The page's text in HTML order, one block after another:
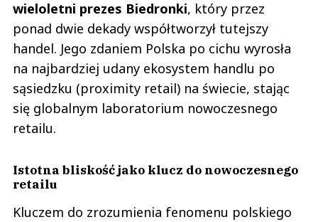
wieloletni prezes Biedronki, który przez
ponad dwie dekady współtworzył tutejszy
handel. Jego zdaniem Polska po cichu wyrosła
na najbardziej udany ekosystem handlu po
sąsiedzku (proximity retail) na świecie, stając
się globalnym laboratorium nowoczesnego
retailu.
Istotna bliskość jako klucz do nowoczesnego
retailu
Kluczem do zrozumienia fenomenu polskiego